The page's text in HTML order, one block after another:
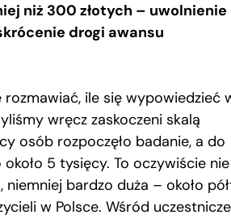
niż 300 złotych – uwolnienie
drogi awansu
ile się wypowiedzieć
wręcz zaskoczeni skalą
osób rozpoczęło badanie, a do
5 tysięcy. To oczywiście
bardzo duża – około
w Polsce. Wśród